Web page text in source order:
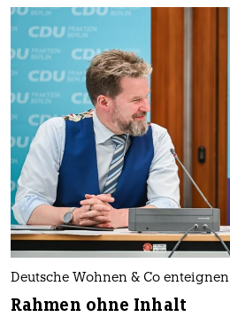
Deutsche Wohnen & Co enteignen
Rahmen ohne Inhalt